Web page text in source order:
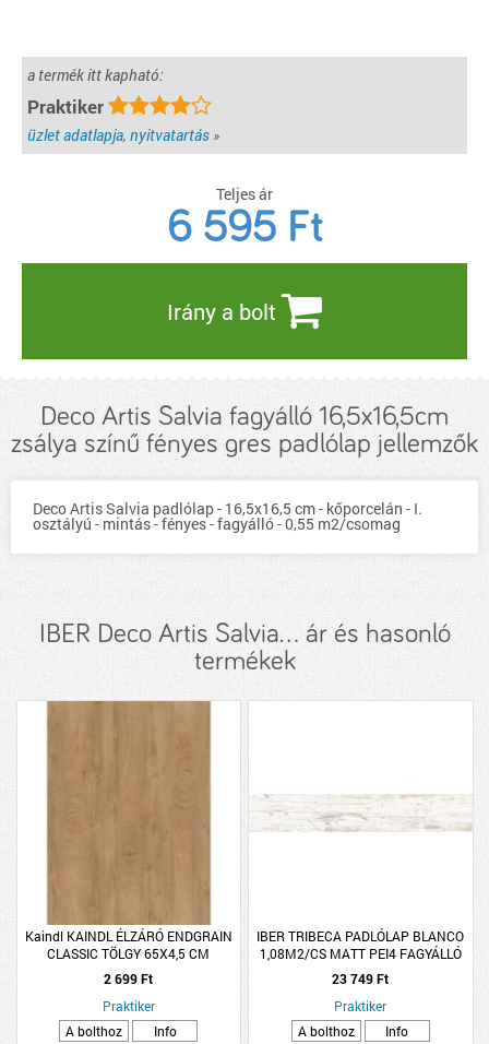
a termék itt kapható:
Praktiker
üzlet adatlapja, nyitvatartás »
Teljes ár
6 595 Ft
Irány a bolt
Deco Artis Salvia fagyálló 16,5x16,5cm
zsálya színű fényes gres padlólap jellemzők
Deco Artis Salvia padlólap - 16,5x16,5 cm - kőporcelán - I.
osztályú - mintás - fényes - fagyálló - 0,55 m2/csomag
IBER Deco Artis Salvia... ár és hasonló
termékek
Kaindl KAINDL ÉLZÁRÓ ENDGRAIN
CLASSIC TÖLGY 65X4,5 CM
2DB/CSOMAG
2 699 Ft
Praktiker
A bolthoz
Info
IBER TRIBECA PADLÓLAP BLANCO
1,08M2/CS MATT PEI4 FAGYÁLLÓ
15X90CM
23 749 Ft
Praktiker
A bolthoz
Info